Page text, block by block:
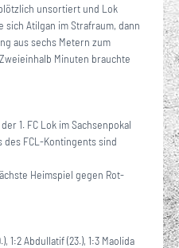
unsortiert und Lok
Atilgan im Strafraum, dann
aus sechs Metern zum
Minuten brauchte
1. FC Lok im Sachsenpokal
des FCL-Kontingents sind
Heimspiel gegen Rot-
1:2 Abdullatif (23.), 1:3 Maolida